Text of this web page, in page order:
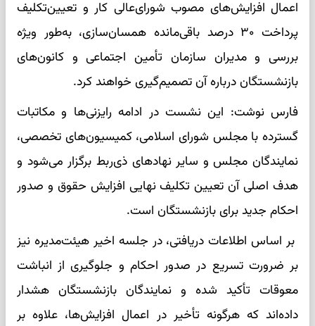
اعمال افزایش‌های مصوب شورای‌عالی کار و تعیین‌تکلیف
پرداخت ۳۰ درصد باقی‌مانده همسان‌سازی، به‌طور ویژه
بررسی و مدیران سازمان تأمین اجتماعی و کانون‌های
بازنشستگان درباره آن تصمیم‌گیری خواهند کرد.
فارس نوشت: این نشست در ادامه رایزنی‌ها و مکاتبات
گسترده با مجلس شورای اسلامی، کمیسیون‌های تخصصی،
نمایندگان مجلس و سایر نهادهای ذی‌ربط برگزار می‌شود و
هدف اصلی آن تعیین تکلیف نهایی افزایش حقوق و صدور
احکام جدید برای بازنشستگان است.
بر اساس اطلاعات دریافتی، در جلسه اخیر هیئت‌مدیره نیز
بر ضرورت تسریع در صدور احکام و جلوگیری از انباشت
معوقات تأکید شده و نمایندگان بازنشستگان هشدار
داده‌اند که هرگونه تأخیر در اعمال افزایش‌ها، علاوه بر